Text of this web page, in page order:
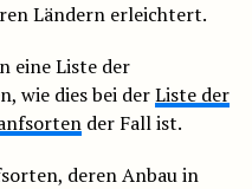
Ländern erleichtert.
eine Liste der
wie dies bei derListe der
der Fall ist.
deren Anbau in